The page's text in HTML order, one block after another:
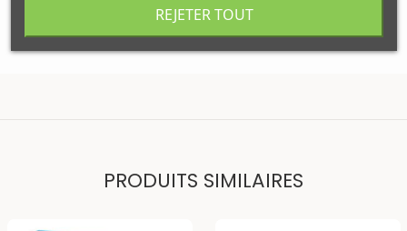
Votre commande sera expédiée
Lundi 10 aout
PRODUITS SIMILAIRES
REJETER TOUT